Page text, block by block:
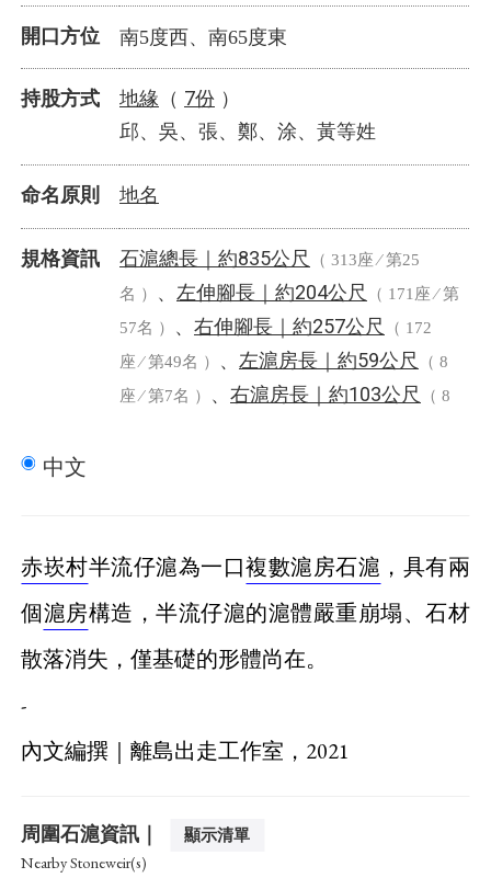
開口方位 南5度西、南65度東
持股方式 地緣 （ 7份 ）
邱、吳、張、鄭、涂、黃等姓
命名原則 地名
規格資訊 石滬總長｜約835公尺
（ 313座 ⁄ 第25
名 ） 、 左伸腳長｜約204公尺
（ 171座 ⁄ 第
57名 ） 、右伸腳長｜約257公尺
（ 172
座 ⁄ 第49名 ） 、 左滬房長｜約59公尺
（ 8
座 ⁄ 第7名 ） 、右滬房長｜約103公尺
（ 8
中文
赤崁村半流仔滬為一口複數滬房石滬 ，具有兩
個滬房構造，半流仔滬的滬體嚴重崩塌、石材
散落消失，僅基礎的形體尚在。
-
內文編撰｜離島出走工作室，2021
周圍石滬資訊｜ 顯示清單
Nearby Stoneweir(s)